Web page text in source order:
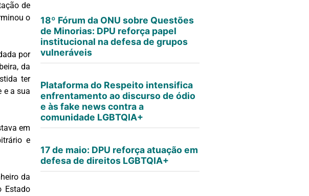
de
o
por
da
ter
e a sua
em
e
da
Estado
18º Fórum da ONU sobre Questões
de Minorias: DPU reforça papel
institucional na defesa de grupos
vulneráveis
Plataforma do Respeito intensifica
enfrentamento ao discurso de ódio
e às fake news contra a
comunidade LGBTQIA+
17 de maio: DPU reforça atuação em
defesa de direitos LGBTQIA+